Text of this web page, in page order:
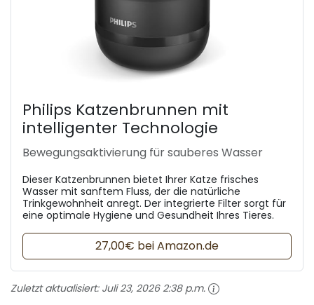
Philips Katzenbrunnen mit
intelligenter Technologie
Bewegungsaktivierung für sauberes Wasser
Dieser Katzenbrunnen bietet Ihrer Katze frisches
Wasser mit sanftem Fluss, der die natürliche
Trinkgewohnheit anregt. Der integrierte Filter sorgt für
eine optimale Hygiene und Gesundheit Ihres Tieres.
27,00€ bei Amazon.de
Zuletzt aktualisiert: Juli 23, 2026 2:38 p.m.